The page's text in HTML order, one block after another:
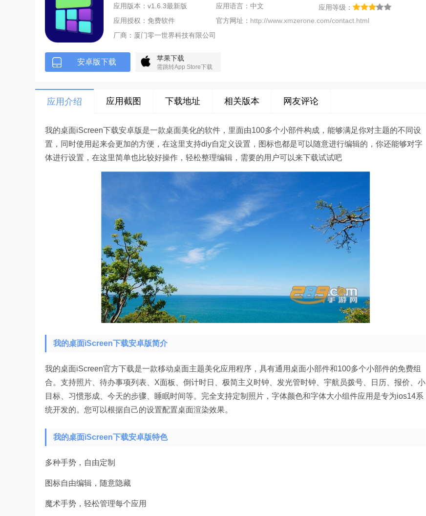
应用版本：v1.6.3最新版
应用语言：中文
应用等级：
应用授权：免费软件
官方网址： http://www.xmzerone.com/contact.html
厂商： 厦门零一世界科技有限公司
安卓版下载 苹果下载
需跳转App Store下载
应用介绍 应用截图 下载地址 相关版本 网友评论
我的桌面iScreen下载安卓版是一款桌面美化的软件，里面由100多个小部件构成，能够满足你对主题的不同设
置，同时使用起来会更加的方便，在这里支持diy自定义设置，图标也都是可以随意进行编辑的，你还能够对字
体进行设置，在这里简单也比较好操作，轻松整理编辑，需要的用户可以来下载试试吧
我的桌面iScreen下载安卓版简介
我的桌面iScreen官方下载是一款移动桌面主题美化应用程序，具有通用桌面小部件和100多个小部件的免费组
合。支持照片、待办事项列表、X面板、倒计时日、极简主义时钟、发光管时钟、宇航员拨号、日历、报价、小
目标、习惯形成、今天的步骤、睡眠时间等。完全支持定制照片，字体颜色和字体大小组件应用是专为ios14系
统开发的。您可以根据自己的设置配置桌面渲染效果。
我的桌面iScreen下载安卓版特色
多种手势，自由定制
图标自由编辑，随意隐藏
魔术手势，轻松管理每个应用